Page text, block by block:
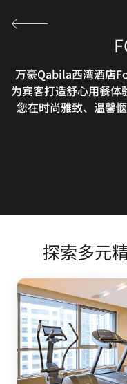
万豪Qabila西湾酒店
为宾客打造舒心用餐
您在时尚雅致、温馨
探索多元